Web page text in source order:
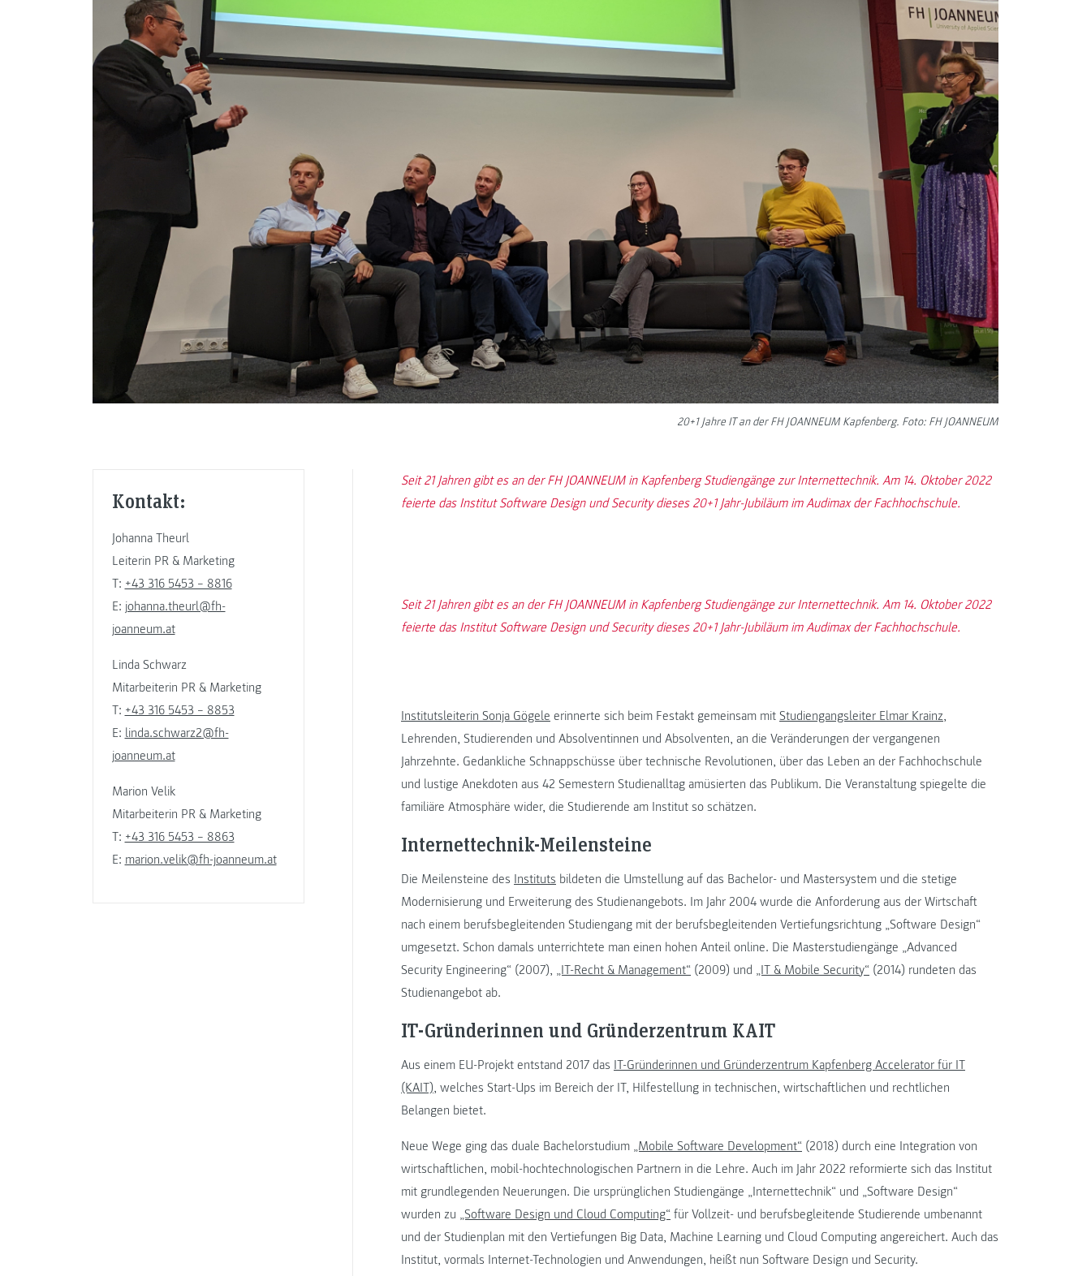
20+1 Jahre IT an der FH JOANNEUM Kapfenberg. Foto: FH JOANNEUM
Kontakt:
Johanna Theurl
Leiterin PR & Marketing
T: +43 316 5453 – 8816
E: johanna.theurl@fh-
joanneum.at
Linda Schwarz
Mitarbeiterin PR & Marketing
T: +43 316 5453 – 8853
E: linda.schwarz2@fh-
joanneum.at
Marion Velik
Mitarbeiterin PR & Marketing
T: +43 316 5453 – 8863
E: marion.velik@fh-joanneum.at
Seit 21 Jahren gibt es an der FH JOANNEUM in Kapfenberg Studiengänge zur Internettechnik. Am 14. Oktober 2022
feierte das Institut Software Design und Security dieses 20+1 Jahr-Jubiläum im Audimax der Fachhochschule.
Seit 21 Jahren gibt es an der FH JOANNEUM in Kapfenberg Studiengänge zur Internettechnik. Am 14. Oktober 2022
feierte das Institut Software Design und Security dieses 20+1 Jahr-Jubiläum im Audimax der Fachhochschule.
Institutsleiterin Sonja Gögele erinnerte sich beim Festakt gemeinsam mit Studiengangsleiter Elmar Krainz,
Lehrenden, Studierenden und Absolventinnen und Absolventen, an die Veränderungen der vergangenen
Jahrzehnte. Gedankliche Schnappschüsse über technische Revolutionen, über das Leben an der Fachhochschule
und lustige Anekdoten aus 42 Semestern Studienalltag amüsierten das Publikum. Die Veranstaltung spiegelte die
familiäre Atmosphäre wider, die Studierende am Institut so schätzen.
Internettechnik-Meilensteine
Die Meilensteine des Instituts bildeten die Umstellung auf das Bachelor- und Mastersystem und die stetige
Modernisierung und Erweiterung des Studienangebots. Im Jahr 2004 wurde die Anforderung aus der Wirtschaft
nach einem berufsbegleitenden Studiengang mit der berufsbegleitenden Vertiefungsrichtung „Software Design“
umgesetzt. Schon damals unterrichtete man einen hohen Anteil online. Die Masterstudiengänge „Advanced
Security Engineering“ (2007), „IT-Recht & Management“ (2009) und „IT & Mobile Security“ (2014) rundeten das
Studienangebot ab.
IT-Gründerinnen und Gründerzentrum KAIT
Aus einem EU-Projekt entstand 2017 das IT-Gründerinnen und Gründerzentrum Kapfenberg Accelerator für IT
(KAIT), welches Start-Ups im Bereich der IT, Hilfestellung in technischen, wirtschaftlichen und rechtlichen
Belangen bietet.
Neue Wege ging das duale Bachelorstudium „Mobile Software Development“ (2018) durch eine Integration von
wirtschaftlichen, mobil-hochtechnologischen Partnern in die Lehre. Auch im Jahr 2022 reformierte sich das Institut
mit grundlegenden Neuerungen. Die ursprünglichen Studiengänge „Internettechnik“ und „Software Design“
wurden zu „Software Design und Cloud Computing“ für Vollzeit- und berufsbegleitende Studierende umbenannt
und der Studienplan mit den Vertiefungen Big Data, Machine Learning und Cloud Computing angereichert. Auch das
Institut, vormals Internet-Technologien und Anwendungen, heißt nun Software Design und Security.